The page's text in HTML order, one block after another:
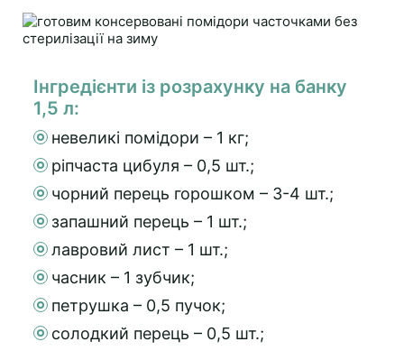
Інгредієнти із розрахунку на банку
1,5 л:
невеликі помідори – 1 кг;
ріпчаста цибуля – 0,5 шт.;
чорний перець горошком – 3-4 шт.;
запашний перець – 1 шт.;
лавровий лист – 1 шт.;
часник – 1 зубчик;
петрушка – 0,5 пучок;
солодкий перець – 0,5 шт.;